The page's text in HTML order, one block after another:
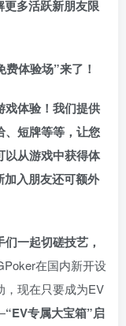
更多活跃新朋友限
费体验场”来了！
戏体验！我们提供
、短牌等等，让您
以从游戏中获得体
加入朋友还可额外
一起切磋技艺，
在国内新开设
，现在只要成为EV
“EV专属大宝箱”启